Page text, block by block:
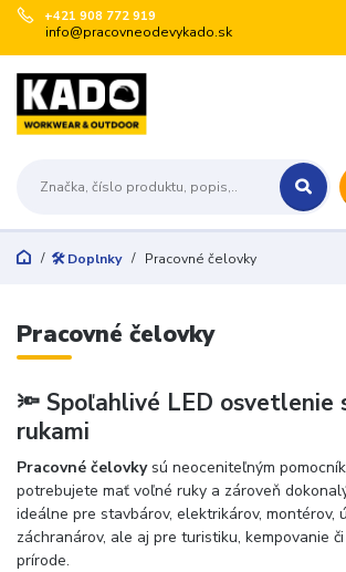
+421 908 772 919
info@pracovneodevykado.sk
🛠️ Doplnky Pracovné čelovky
Pracovné čelovky
🔦 Spoľahlivé LED osvetlenie
rukami
Pracovné čelovkysú neoceniteľným
potrebujete mať voľné ruky a zároveň
ideálne pre stavbárov, elektrikárov, montérov,
záchranárov, ale aj pre turistiku, kempovanie
prírode.
VYUŽITE ZĽAVY
🏷️ -10 % pre registrovaných na vybrané
(ARTRA, ARDON, VM, BENNON, ATG, B-WELL,
🛒 Množstevné zľavy v košíku:
€200 → -5 %
€500 → -10 %
€1 000 → -15 %
Registrujte sa: